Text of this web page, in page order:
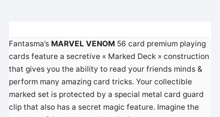
Fantasma’s MARVEL VENOM 56 card premium playing
cards feature a secretive « Marked Deck » construction
that gives you the ability to read your friends minds &
perform many amazing card tricks. Your collectible
marked set is protected by a special metal card guard
clip that also has a secret magic feature. Imagine the